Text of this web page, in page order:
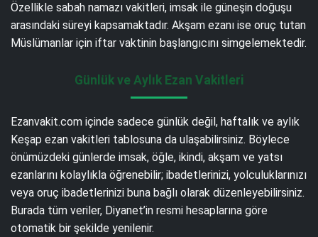
Özellikle sabah namazı vakitleri, imsak ile güneşin doğuşu
arasındaki süreyi kapsamaktadır. Akşam ezanı ise oruç tutan
Müslümanlar için iftar vaktinin başlangıcını simgelemektedir.
Günlük ve Aylık Ezan Vakitleri
Ezanvakit.com içinde sadece günlük değil, haftalık ve aylık
Keşap ezan vakitleri tablosuna da ulaşabilirsiniz. Böylece
önümüzdeki günlerde imsak, öğle, ikindi, akşam ve yatsı
ezanlarını kolaylıkla öğrenebilir; ibadetlerinizi, yolculuklarınızı
veya oruç ibadetlerinizi buna bağlı olarak düzenleyebilirsiniz.
Burada tüm veriler, Diyanet’in resmi hesaplarına göre
otomatik bir şekilde yenilenir.